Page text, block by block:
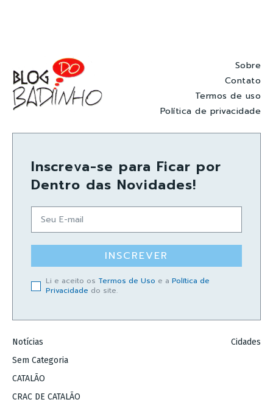
Sobre
Contato
Termos de uso
Política de privacidade
Inscreva-se para Ficar por
Dentro das Novidades!
INSCREVER
Li e aceito os Termos de Uso e a Política de
Privacidade do site.
Notícias
Sem Categoria
CATALÃO
CRAC DE CATALÃO
Cidades